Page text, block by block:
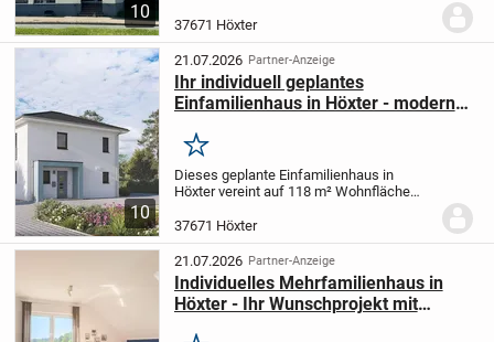
10
Höxter.Aktuell sind 2 von 3 Wohnungen
und das Gewerbe vermietet. Eine
Wohnung ist aktuell nicht...
37671 Höxter
10
21.07.2026 Partner-Anzeige
Ihr individuell geplantes
Einfamilienhaus in Höxter - modernes
Merken
Dieses geplante Einfamilienhaus in
Höxter vereint auf 118 m² Wohnfläche
Familien wünschen. Mit drei Zimmern,
verteilt auf zwei Stockwerke, drei
Schlafzimmern...
37671 Höxter
21.07.2026 Partner-Anzeige
Individuelles Mehrfamilienhaus in
Höxter - Ihr Wunschprojekt mit